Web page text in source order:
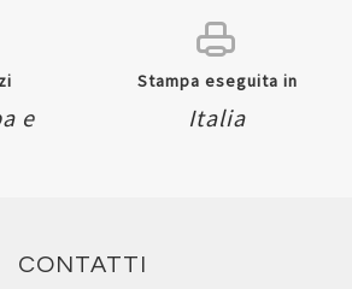
e
Stampa eseguita in
Italia
CONTATTI